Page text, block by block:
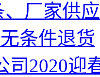
、厂家供
条件退货
司2020迎